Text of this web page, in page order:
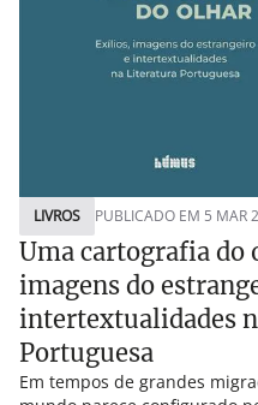
LIVROS PUBLICADO EM 5 MAR
Uma cartografia do
imagens do
intertextualidades
Portuguesa
Em tempos de grandes